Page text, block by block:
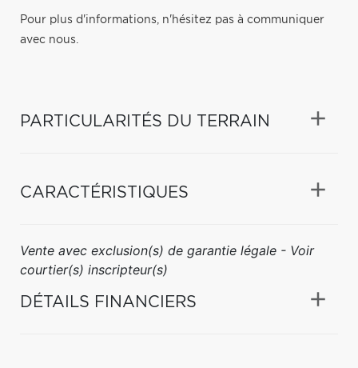
Pour plus d'informations, n'hésitez pas à communiquer
avec nous.
PARTICULARITÉS DU TERRAIN
CARACTÉRISTIQUES
Vente avec exclusion(s) de garantie légale - Voir
courtier(s) inscripteur(s)
DÉTAILS FINANCIERS